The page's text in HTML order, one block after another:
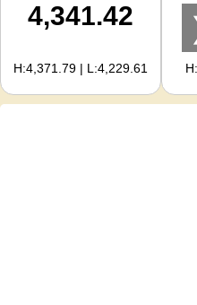
Для
4,341.42
H:4,371.79 | L:4,229.61